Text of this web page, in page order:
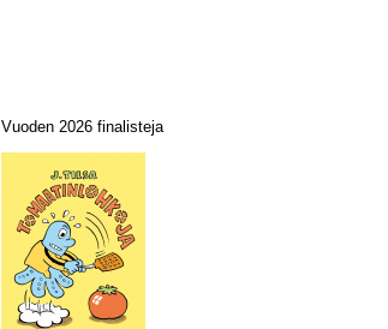
Vuoden 2026 finalisteja